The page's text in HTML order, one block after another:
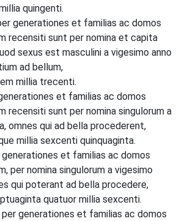
quingenti.
generationes et familias ac domos
recensiti sunt per nomina et capita
sexus est masculini a vigesimo anno
ad bellum,
millia trecenti.
et familias ac domos
recensiti sunt per nomina singulorum a
omnes qui ad bella procederent,
millia sexcenti quinquaginta.
et familias ac domos
per nomina singulorum a vigesimo
qui poterant ad bella procedere,
quatuor millia sexcenti.
per generationes et familias ac domos